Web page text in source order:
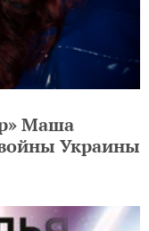
Маша
Украины